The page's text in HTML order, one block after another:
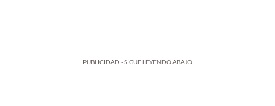
PUBLICIDAD - SIGUE LEYENDO ABAJO